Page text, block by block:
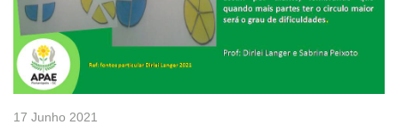
17 Junho 2021